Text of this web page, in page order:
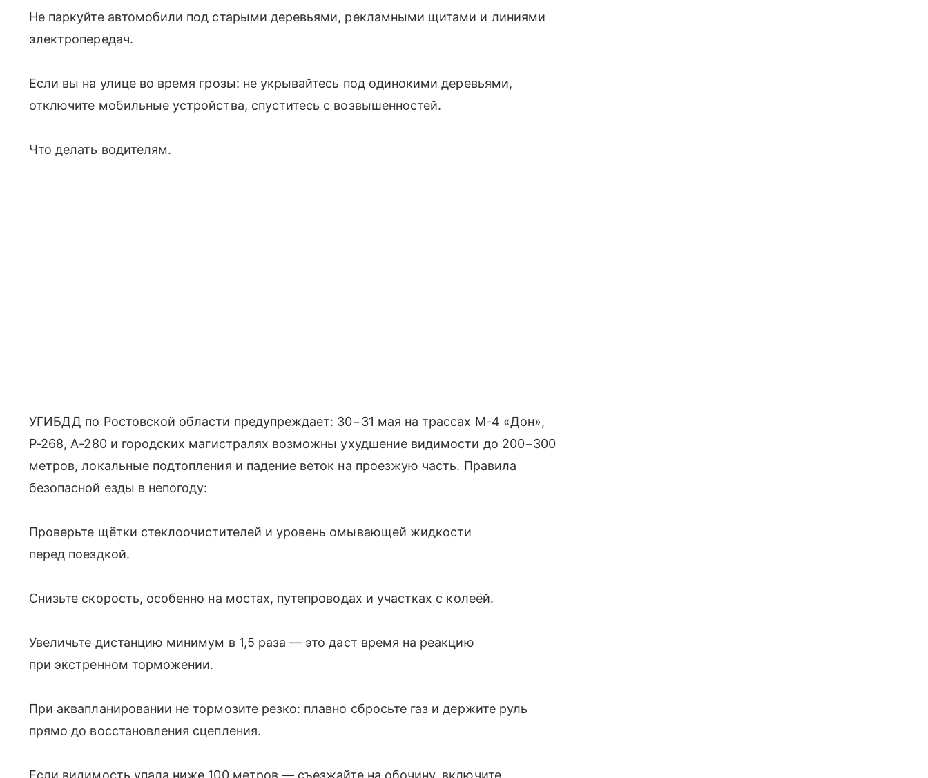
Не паркуйте автомобили под старыми деревьями, рекламными щитами и линиями
электропередач.
Если вы на улице во время грозы: не укрывайтесь под одинокими деревьями,
отключите мобильные устройства, спуститесь с возвышенностей.
Что делать водителям.
УГИБДД по Ростовской области предупреждает: 30−31 мая на трассах М-4 «Дон»,
Р-268, А-280 и городских магистралях возможны ухудшение видимости до 200−300
метров, локальные подтопления и падение веток на проезжую часть. Правила
безопасной езды в непогоду:
Проверьте щётки стеклоочистителей и уровень омывающей жидкости
перед поездкой.
Снизьте скорость, особенно на мостах, путепроводах и участках с колеёй.
Увеличьте дистанцию минимум в 1,5 раза — это даст время на реакцию
при экстренном торможении.
При аквапланировании не тормозите резко: плавно сбросьте газ и держите руль
прямо до восстановления сцепления.
Если видимость упала ниже 100 метров — съезжайте на обочину, включите